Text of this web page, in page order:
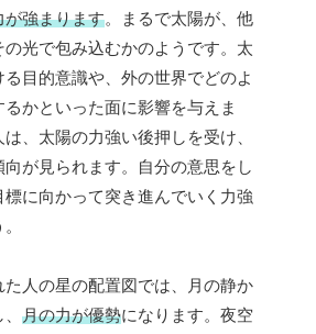
が強まります。まるで太陽が、他
光で包み込むかのようです。太
目的意識や、外の世界でどのよ
かといった面に影響を与えま
、太陽の力強い後押しを受け、
が見られます。自分の意思をし
標に向かって突き進んでいく力強
人の星の配置図では、月の静か
月の力が優勢になります。夜空